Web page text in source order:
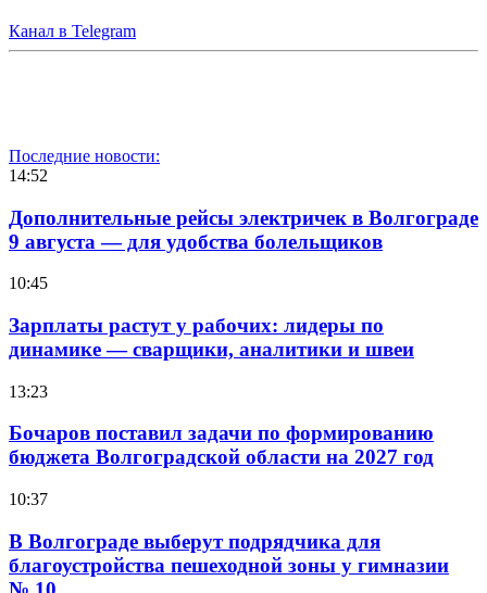
Канал в Telegram
Последние новости:
14:52
Дополнительные рейсы электричек в Волгограде
9 августа — для удобства болельщиков
10:45
Зарплаты растут у рабочих: лидеры по
динамике — сварщики, аналитики и швеи
13:23
Бочаров поставил задачи по формированию
бюджета Волгоградской области на 2027 год
10:37
В Волгограде выберут подрядчика для
благоустройства пешеходной зоны у гимназии